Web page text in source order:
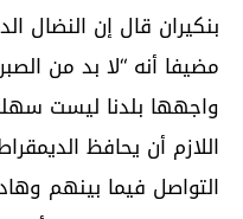
بنكيران قال إن النضال
مضيفا أنه “لا بد من
واجهها بلدنا ليست
اللازم أن يحافظ
التواصل فيما بينهم